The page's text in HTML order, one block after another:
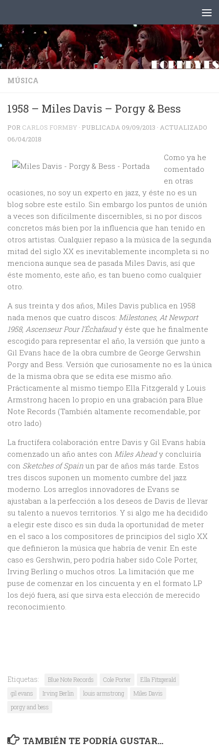
MÚSICA
1958 – Miles Davis – Porgy & Bess
POR CARLOS FORMBY · PUBLICADA 09/09/2013 · ACTUALIZADO
06/04/2018
Como ya he
comentado
en otras
ocasiones, no soy un experto en jazz, y éste no es un
blog sobre este estilo. Sin embargo los puntos de unión
a veces son difícilmente discernibles, si no por discos
concretos más bien por la influencia que han tenido en
otros artistas. Cualquier repaso a la música de la segunda
mitad del siglo XX es inevitablemente incompleta si no
menciona aunque sea de pasada Miles Davis, así que
éste momento, este año, es tan bueno como cualquier
otro.
A sus treinta y dos años, Miles Davis publica en 1958
nada menos que cuatro discos: Milestones, At Newport
1958, Ascenseur Pour l’Échafaudy éste que he finalmente
escogido para representar el año, la versión que junto a
Gil Evans hace de la obra cumbre de George Gerwshin
Porgy and Bess. Versión que curiosamente no es la única
de la misma obra que se edita ese mismo año.
Prácticamente al mismo tiempo Ella Fitzgerald y Louis
Armstrong hacen lo propio en una grabación para Blue
Note Records (También altamente recomendable, por
otro lado)
La fructífera colaboración entre Davis y Gil Evans había
comenzado un año antes con Miles Aheady concluiría
con Sketches of Spain un par de años más tarde. Estos
tres discos suponen un momento cumbre del jazz
moderno. Los arreglos innovadores de Evans se
ajustaban a la perfección a los deseos de Davis de llevar
su talento a nuevos territorios. Y si algo me ha decidido
a elegir este disco es sin duda la oportunidad de meter
en el saco a los compositores de principios del siglo XX
que definieron la música que habría de venir. En este
caso es Gershwin, pero podría haber sido Cole Porter,
Irving Berling o muchos otros. La limitación que me
puse de comenzar en los cincuenta y en el formato LP
los dejó fuera, así que sirva esta elección de merecido
reconocimiento.
Etiquetas: Blue Note Records Cole Porter
Ella Fitzgerald
gil evans
Irving Berlin louis armstrong
Miles Davis
porgy and bess
TAMBIÉN TE PODRÍA GUSTAR...